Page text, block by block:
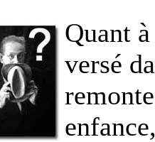
Quant
versé